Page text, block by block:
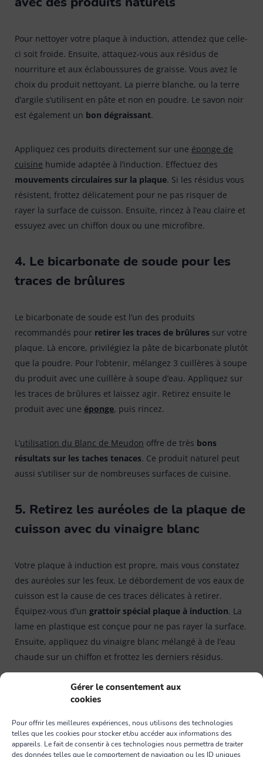
Gérer le consentement aux
cookies
Pour offrir les meilleures expériences, nous utilisons des technologies
telles que les cookies pour stocker et/ou accéder aux informations des
appareils. Le fait de consentir à ces technologies nous permettra de traiter
des données telles que le comportement de navigation ou les ID uniques
Pour nettoyer votre plaque à induction, attendez que celle-
ci soit froide. Ensuite, attaquez-vous aux résidus de
nourriture et aux éclaboussures de graisse. Vous avez le
choix du produit nettoyant. La pierre blanche, ou la terre
d’argile s’utilisent en pâte et non en poudre. Le savon noir
est également un bon dégraissant.
Appliquez ces produits directement sur une éponge de
cuisine humide adaptée à l’induction. Effectuez des
mouvements circulaires sur la plaque. Si les résidus vous
résistent, frottez délicatement pour ne pas risquer de
rayer la surface de cuisson. Ensuite, rincez à l’eau claire et
essuyez avec un chiffon doux ou une microfibre.
4. Le bicarbonate de soude pour les
traces de brûlures
Le bicarbonate de soude est l’un des produits
recommandés pour retirer les traces de brûlures sur votre
plaque. Là encore, privilégiez la pâte de bicarbonate plutôt
que la poudre. Pour l’obtenir, mélangez 3 cuillères à soupe
du produit avec une cuillère à soupe d’eau. Appliquez sur
les traces de brûlures et laissez agir. Retirez ensuite le
produit avec une éponge, puis rincez.
L’utilisation du Blanc de Meudon offre de très bons
résultats sur les taches tenaces. Ce produit naturel peut
aussi s’utiliser sur de nombreuses surfaces de cuisine.
5. Retirez les auréoles de la plaque de
cuisson avec du vinaigre blanc
Votre plaque à induction est propre, mais vous constatez
des auréoles sur les feux. Le débordement de vos eaux de
cuisson est la cause de ces traces délicates à retirer.
Équipez-vous d’un grattoir spécial plaque à induction. La
lame en plastique est conçue pour ne pas rayer la surface.
Ensuite, appliquez du vinaigre blanc mélangé à de l’eau
chaude sur un chiffon et frottez les derniers résidus.